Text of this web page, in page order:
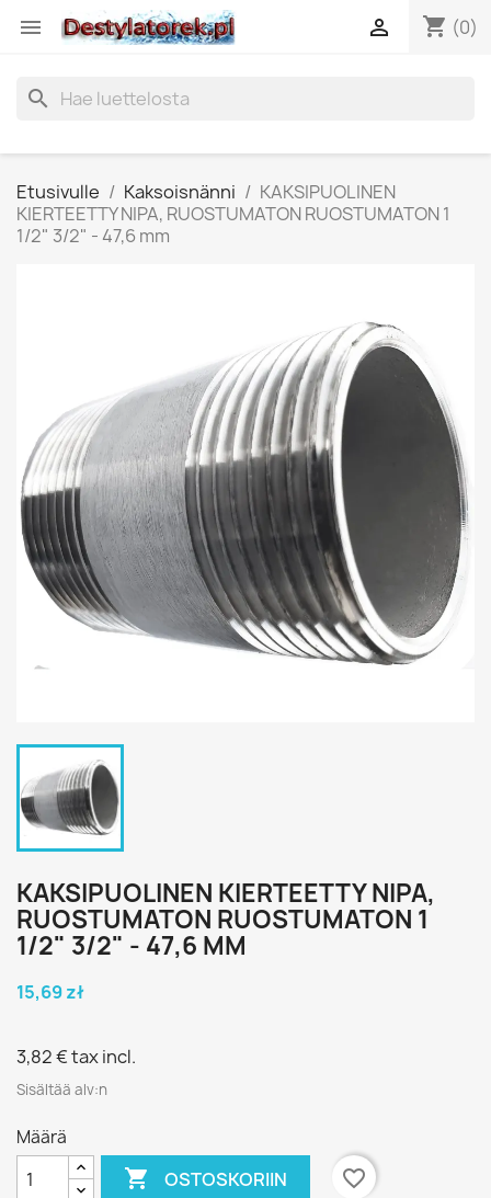
 shopping_cart (0)

search
Etusivulle Kaksoisnänni
KAKSIPUOLINEN
KIERTEETTY NIPA, RUOSTUMATON RUOSTUMATON 1
1/2" 3/2" - 47,6 mm
KAKSIPUOLINEN KIERTEETTY NIPA,
RUOSTUMATON RUOSTUMATON 1
1/2" 3/2" - 47,6 MM
15,69 zł
3,82 €tax incl.
Sisältää alv:n
Määrä
 OSTOSKORIIN favorite_border